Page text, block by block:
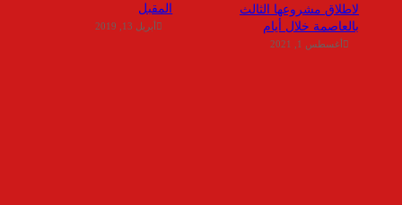
المقبل
أبريل 13, 2019
لاطلاق مشروعها الثالث
بالعاصمة خلال أيام
أغسطس 1, 2021